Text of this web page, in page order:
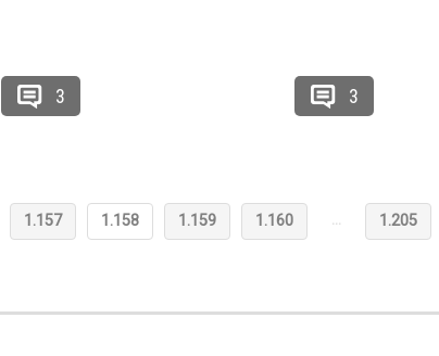
3 3
1.157 1.158 1.159 1.160 … 1.205